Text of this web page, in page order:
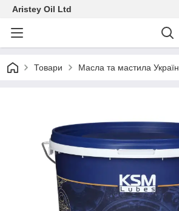
Aristey Oil Ltd
Товари Масла та мастила